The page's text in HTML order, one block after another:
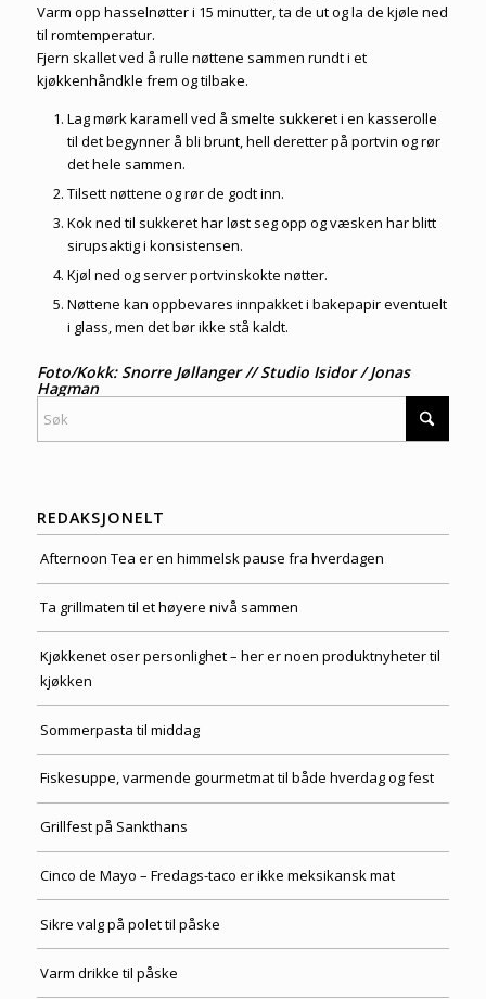
Varm opp hasselnøtter i 15 minutter, ta de ut og la de kjøle ned
til romtemperatur.
Fjern skallet ved å rulle nøttene sammen rundt i et
kjøkkenhåndkle frem og tilbake.
Lag mørk karamell ved å smelte sukkeret i en kasserolle
til det begynner å bli brunt, hell deretter på portvin og rør
det hele sammen.
Tilsett nøttene og rør de godt inn.
Kok ned til sukkeret har løst seg opp og væsken har blitt
sirupsaktig i konsistensen.
Kjøl ned og server portvinskokte nøtter.
Nøttene kan oppbevares innpakket i bakepapir eventuelt
i glass, men det bør ikke stå kaldt.
Foto/Kokk: Snorre Jøllanger // Studio Isidor / Jonas
Hagman
REDAKSJONELT
Afternoon Tea er en himmelsk pause fra hverdagen
Ta grillmaten til et høyere nivå sammen
Kjøkkenet oser personlighet – her er noen produktnyheter til
kjøkken
Sommerpasta til middag
Fiskesuppe, varmende gourmetmat til både hverdag og fest
Grillfest på Sankthans
Cinco de Mayo – Fredags-taco er ikke meksikansk mat
Sikre valg på polet til påske
Varm drikke til påske